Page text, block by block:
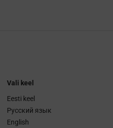
Vali keel
Eesti keel
Русский язык
English